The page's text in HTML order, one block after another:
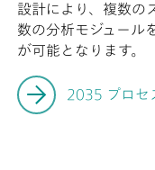
設計により、複数の
数の分析モジュール
が可能となります。
2035 プロセ